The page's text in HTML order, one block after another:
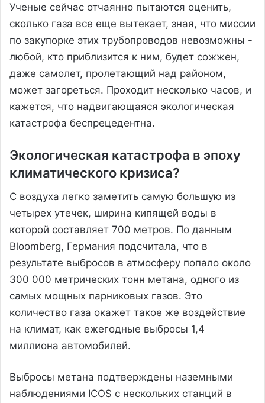
Ученые сейчас отчаянно пытаются оценить,
сколько газа все еще вытекает, зная, что миссии
по закупорке этих трубопроводов невозможны -
любой, кто приблизится к ним, будет сожжен,
даже самолет, пролетающий над районом,
может загореться. Проходит несколько часов, и
кажется, что надвигающаяся экологическая
катастрофа беспрецедентна.
Экологическая катастрофа в эпоху
климатического кризиса?
С воздуха легко заметить самую большую из
четырех утечек, ширина кипящей воды в
которой составляет 700 метров. По данным
Bloomberg, Германия подсчитала, что в
результате выбросов в атмосферу попало около
300 000 метрических тонн метана, одного из
самых мощных парниковых газов. Это
количество газа окажет такое же воздействие
на климат, как ежегодные выбросы 1,4
миллиона автомобилей.
Выбросы метана подтверждены наземными
наблюдениями ICOS с нескольких станций в